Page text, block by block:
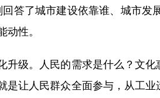
答了城市建设依靠谁、城市
动性。
级。人民的需求是什么？文化
是让人民群众全面参与，从工